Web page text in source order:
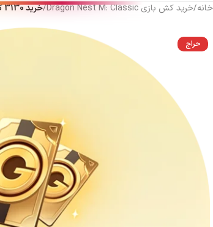
خانه/خرید کش بازی Dragon Nest M: Classic /خرید 3130 کش بازی دراگون نست ام کلاسیک
حراج